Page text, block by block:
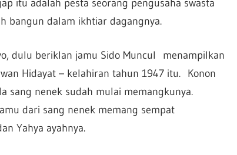
itu adalah pesta seorang pengusaha swasta
bangun dalam ikhtiar dagangnya.
dulu beriklan jamu Sido Muncul menampilkan
Hidayat – kelahiran tahun 1947 itu. Konon
sang nenek sudah mulai memangkunya.
dari sang nenek memang sempat
Yahya ayahnya.